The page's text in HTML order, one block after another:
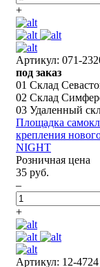
+
Артикул: 071-
под заказ
01 Склад
02 Склад
03 Удаленный
Площадка
крепления
NIGHT
Розничная цена
35 руб.
–
+
Артикул: 12-4724